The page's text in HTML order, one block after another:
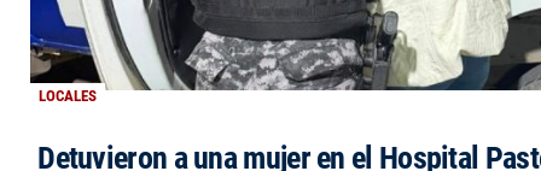
LOCALES
Detuvieron a una mujer en el Hospital